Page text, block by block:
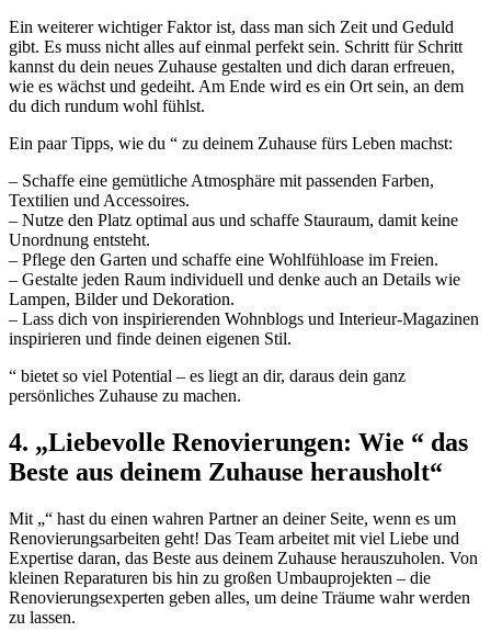
Ein weiterer wichtiger Faktor ist, dass man sich Zeit und Geduld
gibt. Es muss nicht alles auf einmal perfekt sein. Schritt für Schritt
kannst du dein neues Zuhause gestalten und dich daran erfreuen,
wie es wächst und gedeiht. Am Ende wird es ein Ort sein, an dem
du dich rundum wohl fühlst.
Ein paar Tipps, wie du “ zu deinem Zuhause fürs Leben machst:
– Schaffe eine gemütliche Atmosphäre mit passenden Farben,
Textilien und Accessoires.
– Nutze den Platz optimal aus und schaffe Stauraum, damit keine
Unordnung entsteht.
– Pflege den Garten und schaffe eine Wohlfühloase im Freien.
– Gestalte jeden Raum individuell und denke auch an Details wie
Lampen, Bilder und Dekoration.
– Lass dich von inspirierenden Wohnblogs und Interieur-Magazinen
inspirieren und finde deinen eigenen Stil.
“ bietet so viel Potential – es liegt an dir, daraus dein ganz
persönliches Zuhause zu machen.
4. „Liebevolle Renovierungen: Wie “ das
Beste aus deinem Zuhause herausholt“
Mit „“ hast du einen wahren Partner an deiner Seite, wenn es um
Renovierungsarbeiten geht! Das Team arbeitet mit viel Liebe und
Expertise daran, das Beste aus deinem Zuhause herauszuholen. Von
kleinen Reparaturen bis hin zu großen Umbauprojekten – die
Renovierungsexperten geben alles, um deine Träume wahr werden
zu lassen.